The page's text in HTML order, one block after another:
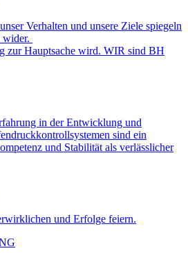
Verhalten und unsere Ziele spiegeln
wider.
zur Hauptsache wird. WIR sind BH
in der Entwicklung und
sind ein
und Stabilität als verlässlicher
und Erfolge feiern.